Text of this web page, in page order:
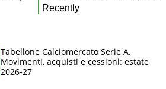
Tabellone Calciomercato Serie A.
Movimenti, acquisti e cessioni: estate
2026-27